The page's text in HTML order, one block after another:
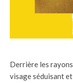
Derrière les
visage séduisant